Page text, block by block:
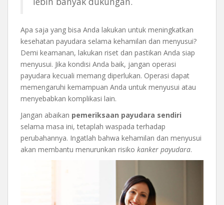
Apa saja yang bisa Anda lakukan untuk meningkatkan
kesehatan payudara selama kehamilan dan menyusui?
Demi keamanan, lakukan riset dan pastikan Anda siap
menyusui. Jika kondisi Anda baik, jangan operasi
payudara kecuali memang diperlukan. Operasi dapat
memengaruhi kemampuan Anda untuk menyusui atau
menyebabkan komplikasi lain.
Jangan abaikan pemeriksaan payudara sendiri
selama masa ini, tetaplah waspada terhadap
perubahannya. Ingatlah bahwa kehamilan dan menyusui
akan membantu menurunkan risiko kanker payudara.